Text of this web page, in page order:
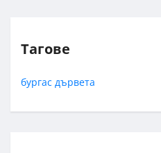
Тагове
бургас дървета